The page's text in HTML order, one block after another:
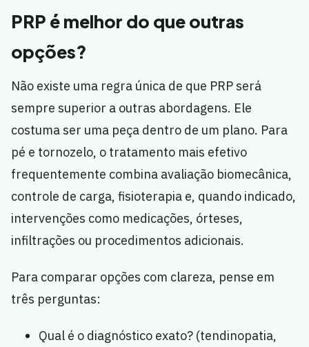
PRP é melhor do que outras
opções?
Não existe uma regra única de que PRP será
sempre superior a outras abordagens. Ele
costuma ser uma peça dentro de um plano. Para
pé e tornozelo, o tratamento mais efetivo
frequentemente combina avaliação biomecânica,
controle de carga, fisioterapia e, quando indicado,
intervenções como medicações, órteses,
infiltrações ou procedimentos adicionais.
Para comparar opções com clareza, pense em
três perguntas:
Qual é o diagnóstico exato? (tendinopatia,